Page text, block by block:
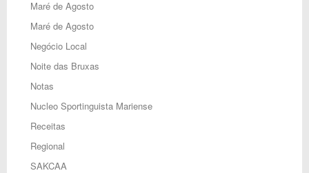
Maré de Agosto
Maré de Agosto
Negócio Local
Noite das Bruxas
Notas
Nucleo Sportinguista Mariense
Receitas
Regional
SAKCAA